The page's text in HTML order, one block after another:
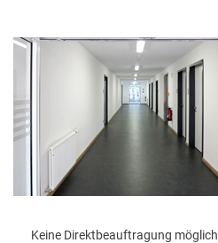
Keine Direktbeauftragung möglich